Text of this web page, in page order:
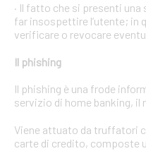
· Il fatto che si presenti
far insospettire l’utente; in
verificare o revocare
Il phishing
Il phishing è una frode
servizio di home banking, il
Viene attuato da truffatori
carte di credito, composte